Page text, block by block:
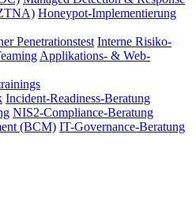
Honeypot-Implementierung
Penetrationstest Interne Risiko-
Applikations- & Web-
Incident-Readiness-Beratung
NIS2-Compliance-Beratung
(BCM) IT-Governance-Beratung